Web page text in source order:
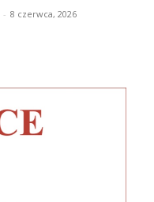
- 8 czerwca, 2026